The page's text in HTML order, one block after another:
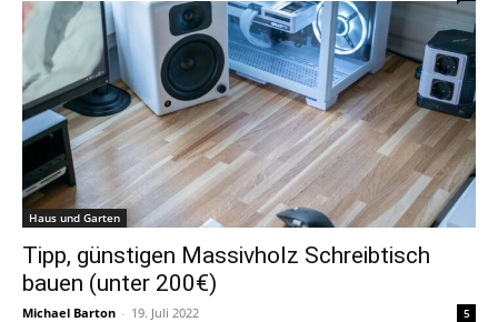
Haus und Garten
Tipp, günstigen Massivholz Schreibtisch
bauen (unter 200€)
Michael Barton - 19. Juli 2022 5